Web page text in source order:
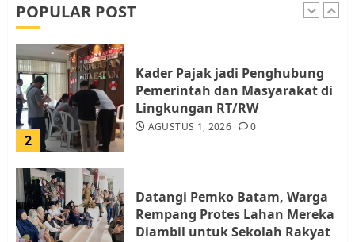
POPULAR POST
1
2
Kader Pajak jadi Penghubung
Pemerintah dan Masyarakat di
Lingkungan RT/RW
AGUSTUS 1, 2026 0
Datangi Pemko Batam, Warga
Rempang Protes Lahan Mereka
Diambil untuk Sekolah Rakyat